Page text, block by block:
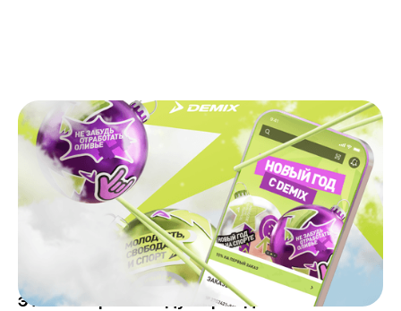
Перед нами стояла яркая и амбициозная
задача: создать визуальное оформление
новогодних коммуникаций для
розничных магазинов и диджитал-
каналов. Хотелось, чтобы всё выглядело
стильно, свежо и атмосферно, но при
этом сохраняло дух бренда Demix.